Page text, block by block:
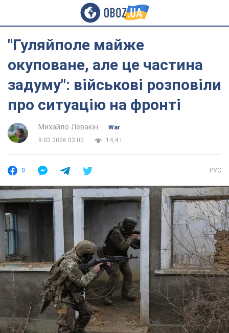
"Гуляйполе майже
окуповане, але це частина
задуму": військові розповіли
про ситуацію на фронті
Михайло Левакін
War
9.03.2026 03:00
14,4 т.
0 РУС